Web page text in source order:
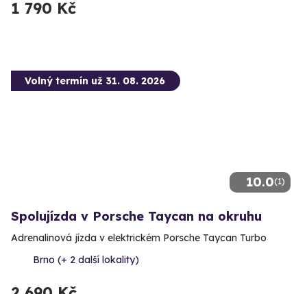
1 790 Kč
10.0(1)
Volný termín už 31. 08. 2026
Spolujízda v Porsche Taycan na okruhu
Adrenalinová jízda v elektrickém Porsche Taycan Turbo
Brno (+ 2 další lokality)